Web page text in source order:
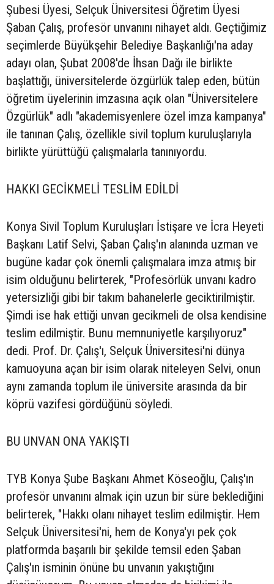
Şubesi Üyesi, Selçuk Üniversitesi Öğretim Üyesi
Şaban Çalış, profesör unvanını nihayet aldı. Geçtiğimiz
seçimlerde Büyükşehir Belediye Başkanlığı'na aday
adayı olan, Şubat 2008'de İhsan Dağı ile birlikte
başlattığı, üniversitelerde özgürlük talep eden, bütün
öğretim üyelerinin imzasına açık olan "Üniversitelere
Özgürlük" adlı "akademisyenlere özel imza kampanya"
ile tanınan Çalış, özellikle sivil toplum kuruluşlarıyla
birlikte yürüttüğü çalışmalarla tanınıyordu.
HAKKI GECİKMELİ TESLİM EDİLDİ
Konya Sivil Toplum Kuruluşları İstişare ve İcra Heyeti
Başkanı Latif Selvi, Şaban Çalış'ın alanında uzman ve
bugüne kadar çok önemli çalışmalara imza atmış bir
isim olduğunu belirterek, "Profesörlük unvanı kadro
yetersizliği gibi bir takım bahanelerle geciktirilmiştir.
Şimdi ise hak ettiği unvan gecikmeli de olsa kendisine
teslim edilmiştir. Bunu memnuniyetle karşılıyoruz"
dedi. Prof. Dr. Çalış'ı, Selçuk Üniversitesi'ni dünya
kamuoyuna açan bir isim olarak niteleyen Selvi, onun
aynı zamanda toplum ile üniversite arasında da bir
köprü vazifesi gördüğünü söyledi.
BU UNVAN ONA YAKIŞTI
TYB Konya Şube Başkanı Ahmet Köseoğlu, Çalış'ın
profesör unvanını almak için uzun bir süre beklediğini
belirterek, "Hakkı olanı nihayet teslim edilmiştir. Hem
Selçuk Üniversitesi'ni, hem de Konya'yı pek çok
platformda başarılı bir şekilde temsil eden Şaban
Çalış'ın isminin önüne bu unvanın yakıştığını